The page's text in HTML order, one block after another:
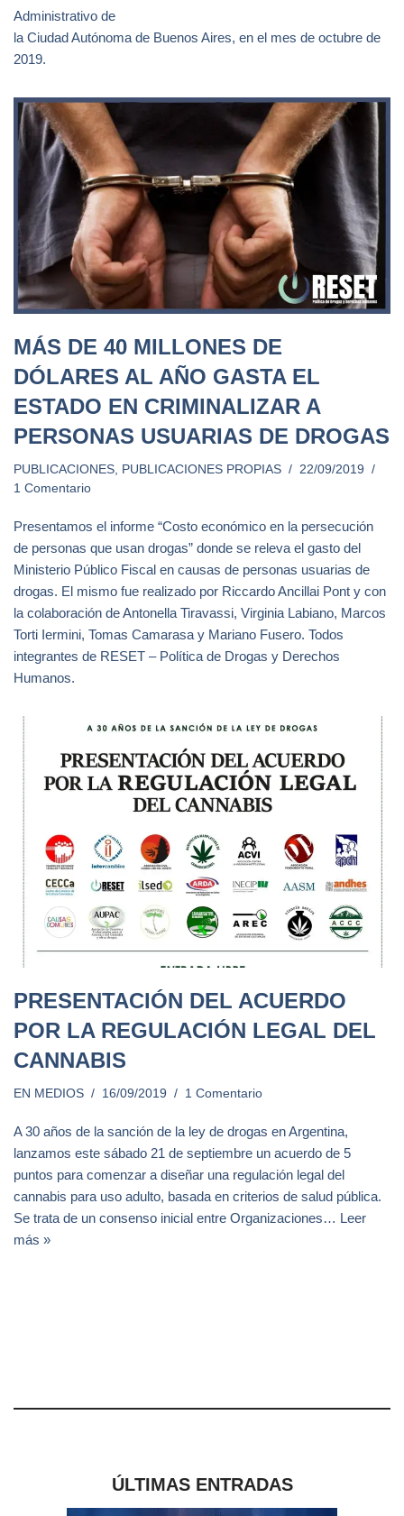
Administrativo de
la Ciudad Autónoma de Buenos Aires, en el mes de octubre de
2019.
MÁS DE 40 MILLONES DE
DÓLARES AL AÑO GASTA EL
ESTADO EN CRIMINALIZAR A
PERSONAS USUARIAS DE DROGAS
PUBLICACIONES, PUBLICACIONES PROPIAS
22/09/2019
1 Comentario
Presentamos el informe “Costo económico en la persecución
de personas que usan drogas” donde se releva el gasto del
Ministerio Público Fiscal en causas de personas usuarias de
drogas. El mismo fue realizado por Riccardo Ancillai Pont y con
la colaboración de Antonella Tiravassi, Virginia Labiano, Marcos
Torti Iermini, Tomas Camarasa y Mariano Fusero. Todos
integrantes de RESET – Política de Drogas y Derechos
Humanos.
PRESENTACIÓN DEL ACUERDO
POR LA REGULACIÓN LEGAL DEL
CANNABIS
EN MEDIOS 16/09/2019 1 Comentario
A 30 años de la sanción de la ley de drogas en Argentina,
lanzamos este sábado 21 de septiembre un acuerdo de 5
puntos para comenzar a diseñar una regulación legal del
cannabis para uso adulto, basada en criterios de salud pública.
Se trata de un consenso inicial entre Organizaciones… Leer
más »
ÚLTIMAS ENTRADAS